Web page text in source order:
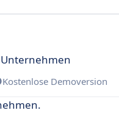
Kostenlose Demoversion